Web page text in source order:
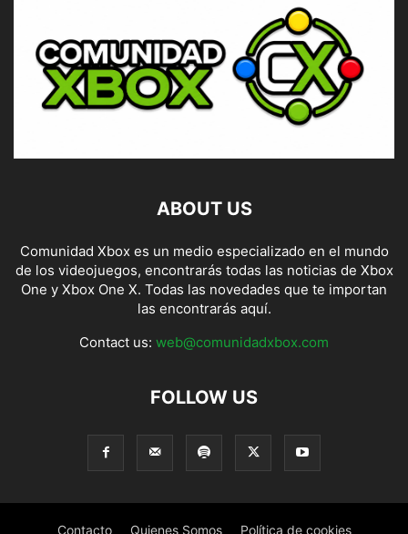
ABOUT US
Comunidad Xbox es un medio especializado en el mundo
de los videojuegos, encontrarás todas las noticias de Xbox
One y Xbox One X. Todas las novedades que te importan
las encontrarás aquí.
Contact us: web@comunidadxbox.com
FOLLOW US
Contacto Quienes Somos Política de cookies